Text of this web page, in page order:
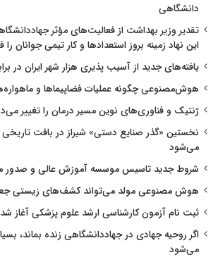
دانشگاهی
تقدیر وزیر بهداشت از فعالیت‌های مؤثر
این نهاد زمینه بروز استعدادها و کار تیمی جوانان را
یافته‌های جدید از آسیب پذیری هزار شهر ایران در
هوش‌مصنوعی چگونه عملیات فضاپیماها و
ژنتیک و فناوری‌های نوین مسیر درمان را تغییر
نخستین «گذر صنایع دستی» شیراز در بافت تاریخی
می‌شود
شروط جدید تاسیس موسسه آموزش عالی و صدور
هوش مصنوعی مولد می‌تواند کشف‌های زیستی
ثبت نام آزمون کارشناسی ارشد علوم پزشکی آغاز
اگر روحیه جهادی در جهاددانشگاهی زنده بماند،
می‌شود